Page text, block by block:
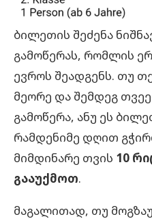
ბილეთის შეძენა
გამოწერას, რომლის
ევროს შეადგენს. თუ
მეორე და შემდეგ
გამოწერა, ანუ ეს
რამდენიმე დღით
მიმდინარე თვის 10
გააუქმოთ.
მაგალითად, თუ